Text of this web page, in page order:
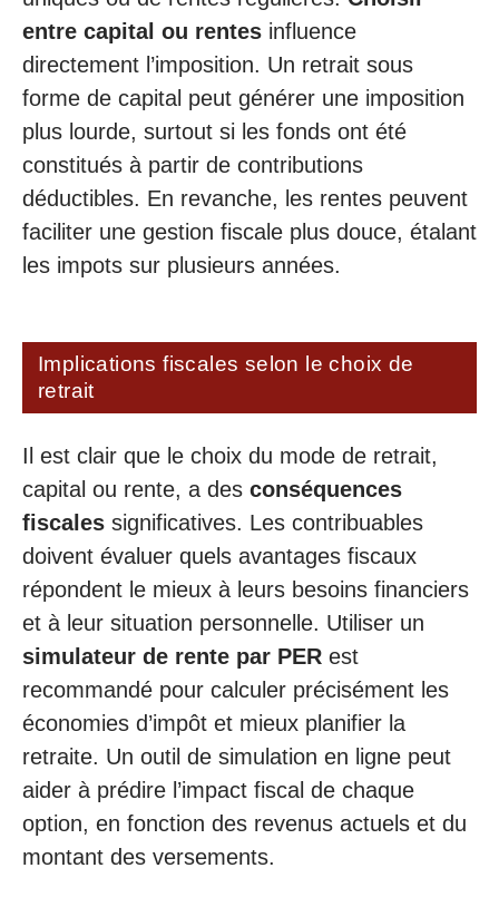
entre capital ou rentes influence
directement l’imposition. Un retrait sous
forme de capital peut générer une imposition
plus lourde, surtout si les fonds ont été
constitués à partir de contributions
déductibles. En revanche, les rentes peuvent
faciliter une gestion fiscale plus douce, étalant
les impots sur plusieurs années.
Implications fiscales selon le choix de
retrait
Il est clair que le choix du mode de retrait,
capital ou rente, a des conséquences
fiscales significatives. Les contribuables
doivent évaluer quels avantages fiscaux
répondent le mieux à leurs besoins financiers
et à leur situation personnelle. Utiliser un
simulateur de rente par PER est
recommandé pour calculer précisément les
économies d’impôt et mieux planifier la
retraite. Un outil de simulation en ligne peut
aider à prédire l’impact fiscal de chaque
option, en fonction des revenus actuels et du
montant des versements.